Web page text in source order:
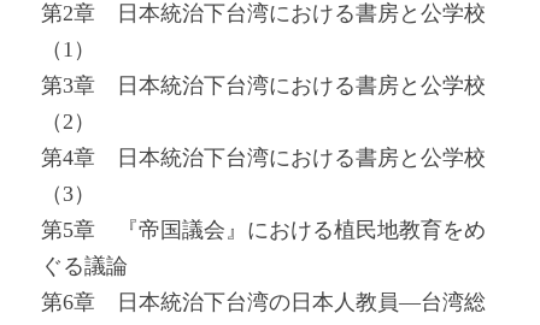
第2章 日本統治下台湾における書房と公学校
（1）
第3章 日本統治下台湾における書房と公学校
（2）
第4章 日本統治下台湾における書房と公学校
（3）
第5章 『帝国議会』における植民地教育をめ
ぐる議論
第6章 日本統治下台湾の日本人教員―台湾総